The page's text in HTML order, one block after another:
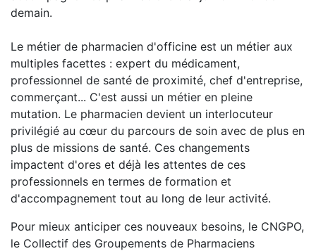
demain.
Le métier de pharmacien d'officine est un métier aux
multiples facettes : expert du médicament,
professionnel de santé de proximité, chef d'entreprise,
commerçant... C'est aussi un métier en pleine
mutation. Le pharmacien devient un interlocuteur
privilégié au cœur du parcours de soin avec de plus en
plus de missions de santé. Ces changements
impactent d'ores et déjà les attentes de ces
professionnels en termes de formation et
d'accompagnement tout au long de leur activité.
Pour mieux anticiper ces nouveaux besoins, le CNGPO,
le Collectif des Groupements de Pharmaciens